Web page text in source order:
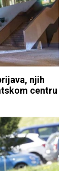
njih
centru